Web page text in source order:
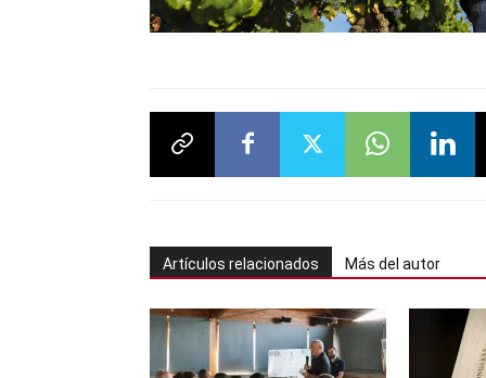
Artículos relacionados Más del autor